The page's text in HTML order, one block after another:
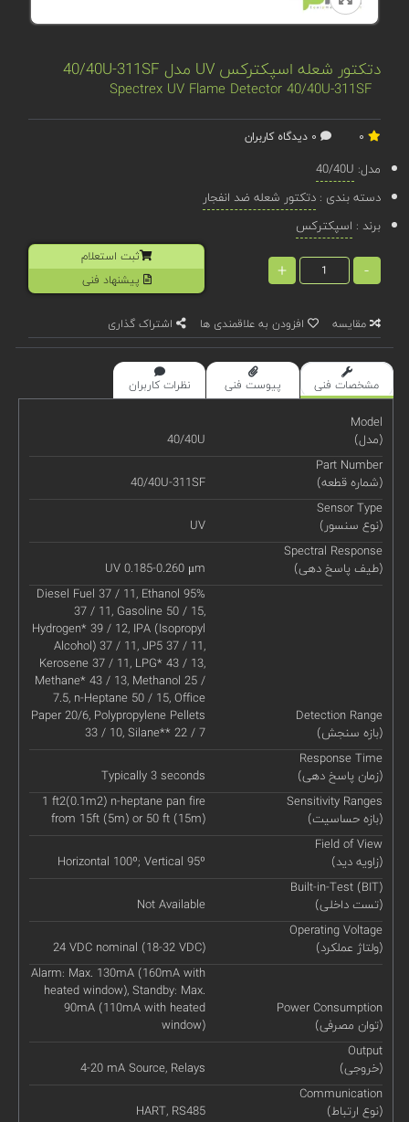
دتکتور شعله اسپکترکس UV مدل 40/40U-311SF
Spectrex UV Flame Detector 40/40U-311SF
مدل: 40/40U
دسته بندی :دتکتور شعله ضد انفجار
برند : اسپکترکس
-
+
ثبت استعلام
پیشنهاد فنی
مقایسه افزودن به علاقمندی ها اشتراک گذاری
مشخصات فنی پیوست فنی نظرات کاربران
Model
(مدل)
40/40U
Part Number
(شماره قطعه)
40/40U-311SF
Sensor Type
(نوع سنسور)
UV
Spectral Response
(طیف پاسخ دهی)
UV 0.185-0.260 μm
Detection Range
(بازه سنجش)
Diesel Fuel 37 / 11, Ethanol 95%
37 / 11, Gasoline 50 / 15,
Hydrogen* 39 / 12, IPA (Isopropyl
Alcohol) 37 / 11, JP5 37 / 11,
Kerosene 37 / 11, LPG* 43 / 13,
Methane* 43 / 13, Methanol 25 /
7.5, n-Heptane 50 / 15, Office
Paper 20/6, Polypropylene Pellets
33 / 10, Silane** 22 / 7
Response Time
(زمان پاسخ دهی)
Typically 3 seconds
Sensitivity Ranges
(بازه حساسیت)
1 ft2(0.1m2) n-heptane pan fire
from 15ft (5m) or 50 ft (15m)
Field of View
(زاویه دید)
Horizontal 100º; Vertical 95º
Built-in-Test (BIT)
(تست داخلی)
Not Available
Operating Voltage
(ولتاژ عملکرد)
24 VDC nominal (18-32 VDC)
Power Consumption
(توان مصرفی)
Alarm: Max. 130mA (160mA with
heated window), Standby: Max.
90mA (110mA with heated
window)
Output
(خروجی)
4-20 mA Source, Relays
Communication
(نوع ارتباط)
HART, RS485